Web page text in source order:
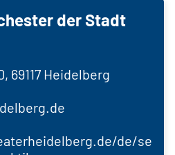
der Stadt
69117 Heidelberg
de/se